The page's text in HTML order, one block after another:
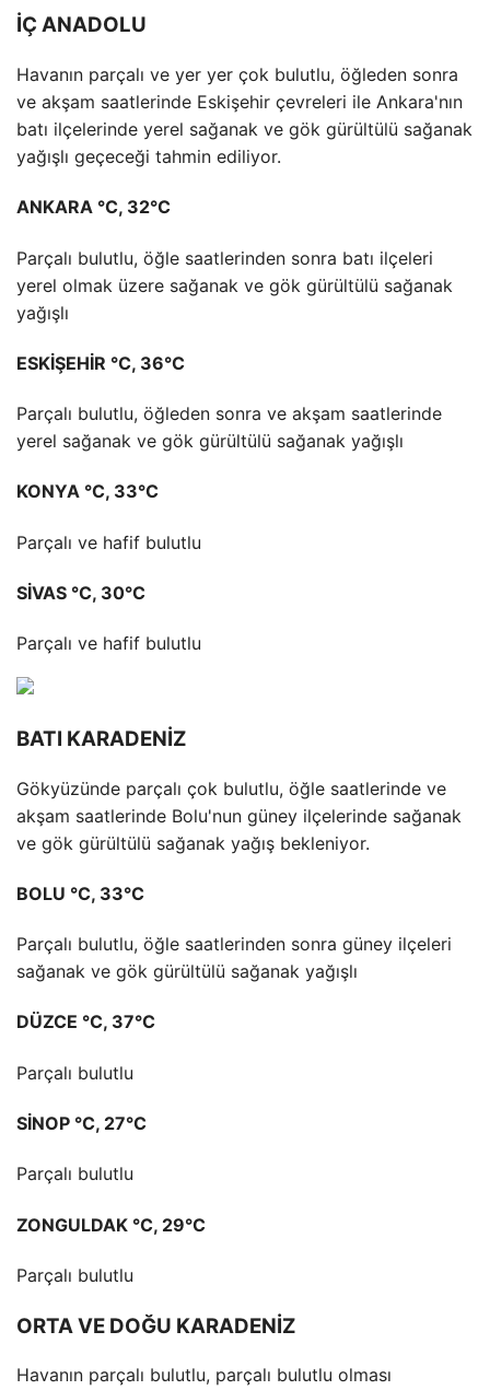
İÇ ANADOLU
Havanın parçalı ve yer yer çok bulutlu, öğleden sonra
ve akşam saatlerinde Eskişehir çevreleri ile Ankara'nın
batı ilçelerinde yerel sağanak ve gök gürültülü sağanak
yağışlı geçeceği tahmin ediliyor.
ANKARA °C, 32°C
Parçalı bulutlu, öğle saatlerinden sonra batı ilçeleri
yerel olmak üzere sağanak ve gök gürültülü sağanak
yağışlı
ESKİŞEHİR °C, 36°C
Parçalı bulutlu, öğleden sonra ve akşam saatlerinde
yerel sağanak ve gök gürültülü sağanak yağışlı
KONYA °C, 33°C
Parçalı ve hafif bulutlu
SİVAS °C, 30°C
Parçalı ve hafif bulutlu
BATI KARADENİZ
Gökyüzünde parçalı çok bulutlu, öğle saatlerinde ve
akşam saatlerinde Bolu'nun güney ilçelerinde sağanak
ve gök gürültülü sağanak yağış bekleniyor.
BOLU °C, 33°C
Parçalı bulutlu, öğle saatlerinden sonra güney ilçeleri
sağanak ve gök gürültülü sağanak yağışlı
DÜZCE °C, 37°C
Parçalı bulutlu
SİNOP °C, 27°C
Parçalı bulutlu
ZONGULDAK °C, 29°C
Parçalı bulutlu
ORTA VE DOĞU KARADENİZ
Havanın parçalı bulutlu, parçalı bulutlu olması